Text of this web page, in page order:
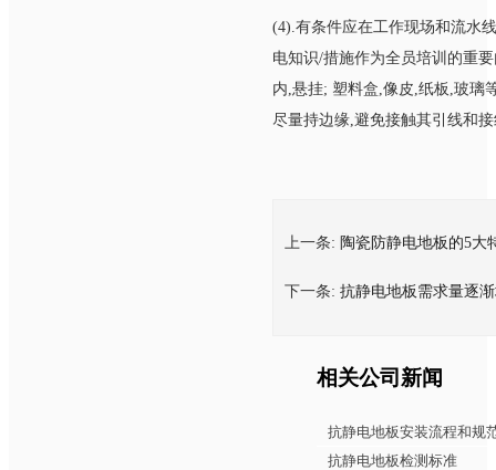
(4).有条件应在工作现场和流水
电知识/措施作为全员培训的重
内,悬挂; 塑料盒,像皮,纸板,玻璃
尽量持边缘,避免接触其引线和接
上一条: 陶瓷防静电地板的5大
下一条: 抗静电地板需求量逐
相关公司新闻
抗静电地板安装流程和规
抗静电地板检测标准